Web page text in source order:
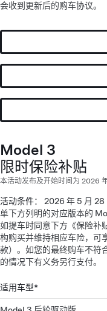
会收到更新后的购车协议。
Model 3
限时保险补贴
本活动发布及开始时间为 2026
活动条件： 2026 年 5 月
单下方列明的对应版本的
如提车时同意下方《保险补
构购买并维持相应车险，可
款）。如您的最终购车不符
的情况下有义务另行支付。
适用车型*